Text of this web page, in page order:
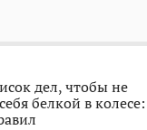
дел, чтобы не
белкой в колесе: